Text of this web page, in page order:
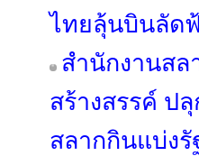
ไทยลุ้นบินลัด
สำนักงานสล
สร้างสรรค์ ป
สลากกินแบ่งรั